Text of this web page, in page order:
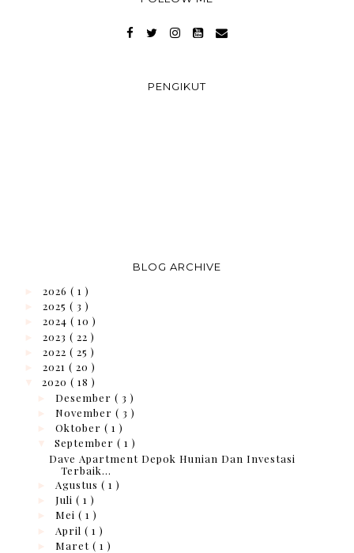
PENGIKUT
BLOG ARCHIVE
2026 ( 1 )
2025 ( 3 )
2024 ( 10 )
2023 ( 22 )
2022 ( 25 )
2021 ( 20 )
2020 ( 18 )
Desember ( 3 )
November ( 3 )
Oktober ( 1 )
September ( 1 )
Dave Apartment Depok Hunian Dan Investasi
Terbaik...
Agustus ( 1 )
Juli ( 1 )
Mei ( 1 )
April ( 1 )
Maret ( 1 )